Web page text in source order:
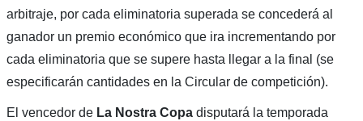
arbitraje, por cada eliminatoria superada se concederá al
ganador un premio económico que ira incrementando por
cada eliminatoria que se supere hasta llegar a la final (se
especificarán cantidades en la Circular de competición).
El vencedor deLa Nostra Copadisputará la temporada